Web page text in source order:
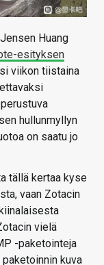
Huang
esityksen
viikon tiistaina
hullunmyllyn
on saatu jo
tällä kertaa kyse
vaan Zotacin
vielä
-paketointeja
kuva